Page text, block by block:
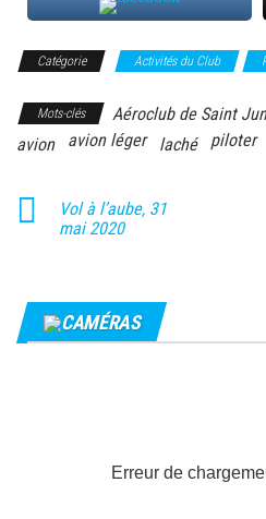
Catégorie Activités du Club
Mots-clés Aéroclub de Saint
avion
avion léger laché piloter
Vol à l’aube, 31
mai 2020
CAMÉRAS
Erreur de